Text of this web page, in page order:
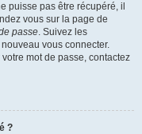
puisse pas être récupéré, il
vous sur la page de
passe. Suivez les
vous connecter.
mot de passe, contactez
?